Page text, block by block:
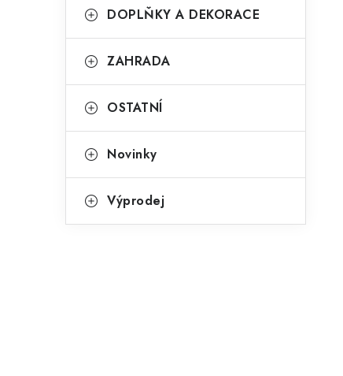
DOPLŇKY A DEKORACE
ZAHRADA
OSTATNÍ
Novinky
Výprodej